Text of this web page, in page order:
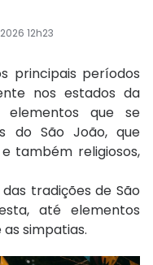
12h23
principais períodos
nos estados da
elementos que se
do São João, que
também religiosos,
tradições de São
até elementos
simpatias.